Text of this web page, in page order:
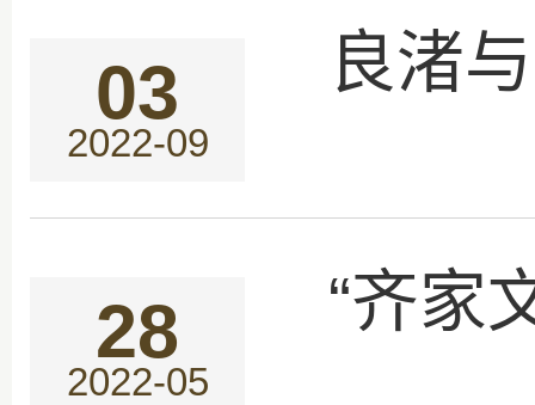
03
2022-09
良渚
28
2022-05
“齐家